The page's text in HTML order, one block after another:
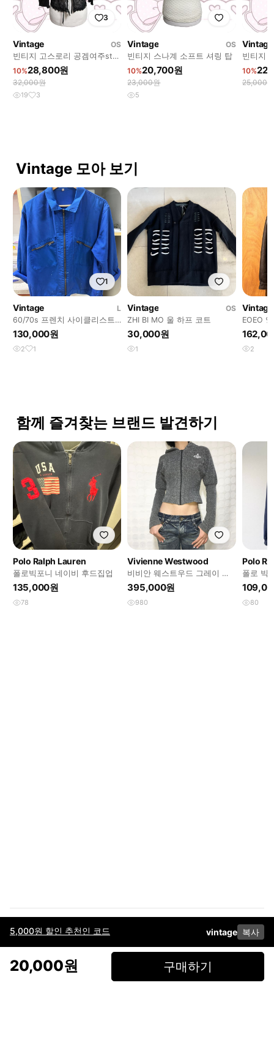
5,000원 할인 추천인 코드 vintage 복사
20,000원 구매하기
3
Vintage
OS
빈티지 고스로리 공겜여주st
가디건
10%28,800원
32,000원
19 3
Vintage
OS
빈티지 스나계 소프트 셔링 탑
10%20,700원
23,000원
5
Vintage
빈티지
스
10%
25,000원
Vintage 모아 보기
1
Vintage
L
60/70s 프렌치 사이클리스트
워크 자켓
130,000원
2 1
Vintage
OS
ZHI BI MO 울 하프 코트
30,000원
1
Vintage
EOEO
버 자켓
2
함께 즐겨찾는 브랜드 발견하기
Polo Ralph Lauren
폴로빅포니 네이비 후드집업
135,000원
78
Vivienne Westwood
비비안 웨스트우드 그레이 후
드집업
395,000원
980
Polo
폴로 빅
80
이용약관고객센터판매개인정보 처리방침사업자 정보다운로드
페이스북